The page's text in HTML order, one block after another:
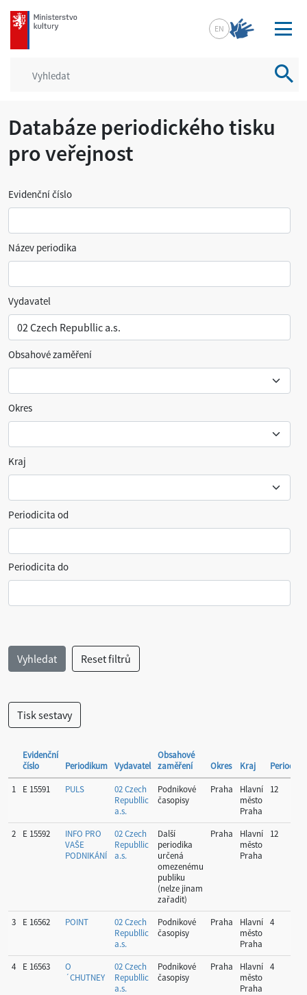
mkcr.cz
EN
Databáze periodického tisku
pro veřejnost
Evidenční číslo
Název periodika
Vydavatel
Obsahové zaměření
Okres
Kraj
Periodicita od
Periodicita do
Evidenční
číslo
Periodikum Vydavatel
Obsahové
zaměření
Okres Kraj
1
E 15591 PULS
02 Czech
Republlic
a.s.
Podnikové
časopisy
Praha
Hlavní
město
Praha
12
2 E 15592
INFO PRO
VAŠE
PODNIKÁNÍ
02 Czech
Republlic
a.s.
Další
periodika
určená
omezenému
publiku
(nelze jinam
zařadit)
Praha
Hlavní
město
Praha
12
3 E 16562 POINT
02 Czech
Republlic
a.s.
Podnikové
časopisy
Praha
Hlavní
město
Praha
4
4 E 16563
O
´CHUTNEY
02 Czech
Republlic
a.s.
Podnikové
časopisy
Praha
Hlavní
město
Praha
4